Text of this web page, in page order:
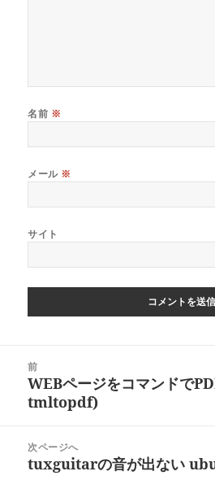
名前 ※
メール ※
サイト
前
前
の
稿:
WEBページをコマンドで
tmltopdf)
次ページへ
次
tuxguitarの音が出ない